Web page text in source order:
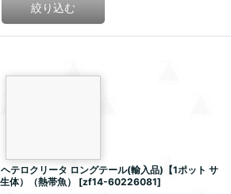
絞り込む
ヘテロクリータ ロングテール(輸入品)【1ポット サ
体）（熱帯魚）
[zf14-60226081]